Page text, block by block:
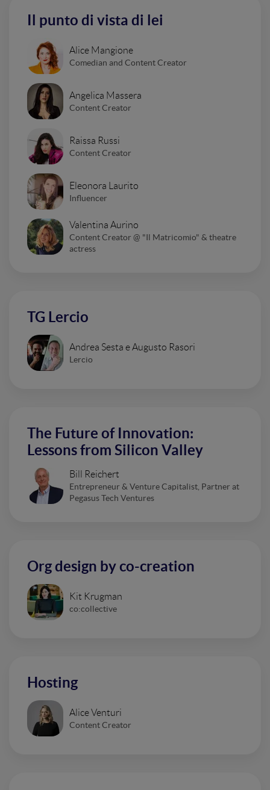
Il punto di vista di lei
Alice Mangione
Comedian and Content Creator
Angelica Massera
Content Creator
Raissa Russi
Content Creator
Eleonora Laurito
Influencer
Valentina Aurino
Content Creator @ "Il Matricomio" & theatre
actress
TG Lercio
Andrea Sesta e Augusto Rasori
Lercio
The Future of Innovation:
Lessons from Silicon Valley
Bill Reichert
Entrepreneur & Venture Capitalist, Partner at
Pegasus Tech Ventures
Org design by co-creation
Kit Krugman
co:collective
Hosting
Alice Venturi
Content Creator